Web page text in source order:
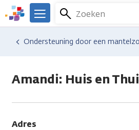
Overslaan
en
naar
We
er
Kanker.nl
Zoeken
Menu
Hulp en ondersteuning
Vind hulp bij kanker
Ondersteuning door een
Amandi: Huis en
Adres